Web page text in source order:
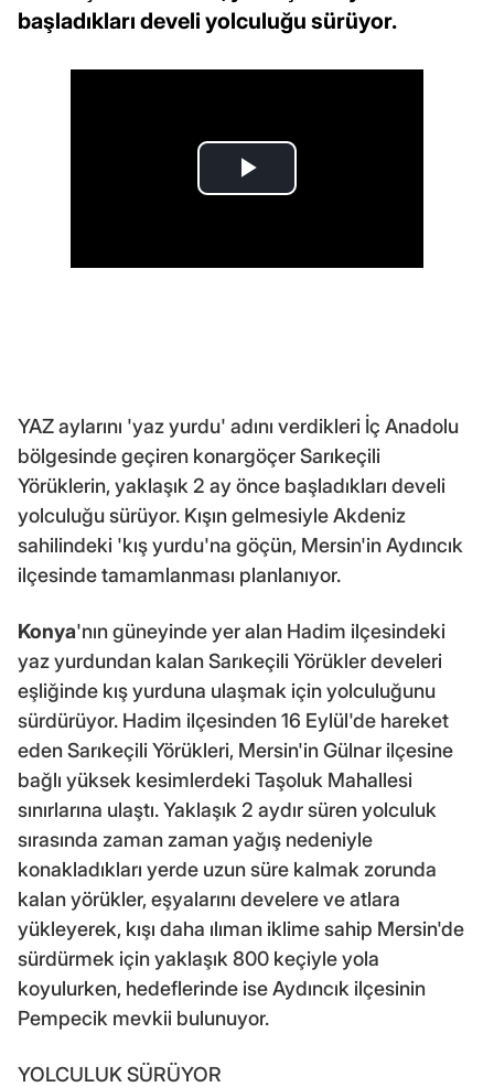
başladıkları develi yolculuğu sürüyor.
YAZ aylarını 'yaz yurdu' adını verdikleri İç Anadolu
bölgesinde geçiren konargöçer Sarıkeçili
Yörüklerin, yaklaşık 2 ay önce başladıkları develi
yolculuğu sürüyor. Kışın gelmesiyle Akdeniz
sahilindeki 'kış yurdu'na göçün, Mersin'in Aydıncık
ilçesinde tamamlanması planlanıyor.
Konya'nın güneyinde yer alan Hadim ilçesindeki
yaz yurdundan kalan Sarıkeçili Yörükler develeri
eşliğinde kış yurduna ulaşmak için yolculuğunu
sürdürüyor. Hadim ilçesinden 16 Eylül'de hareket
eden Sarıkeçili Yörükleri, Mersin'in Gülnar ilçesine
bağlı yüksek kesimlerdeki Taşoluk Mahallesi
sınırlarına ulaştı. Yaklaşık 2 aydır süren yolculuk
sırasında zaman zaman yağış nedeniyle
konakladıkları yerde uzun süre kalmak zorunda
kalan yörükler, eşyalarını develere ve atlara
yükleyerek, kışı daha ılıman iklime sahip Mersin'de
sürdürmek için yaklaşık 800 keçiyle yola
koyulurken, hedeflerinde ise Aydıncık ilçesinin
Pempecik mevkii bulunuyor.
YOLCULUK SÜRÜYOR